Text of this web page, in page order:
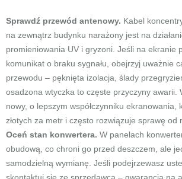
Sprawdź przewód antenowy. Kabel
na zewnątrz budynku narażony jest na
promieniowania UV i gryzoni. Jeśli na ekranie
komunikat o braku sygnału, obejrzyj uważnie
przewodu – pęknięta izolacja, ślady
osadzona wtyczka to częste przyczyny awarii.
nowy, o lepszym współczynniku ekranowania,
złotych za metr i często rozwiązuje sprawę od
Oceń stan konwertera. W panelach
obudową, co chroni go przed deszczem, ale
samodzielną wymianę. Jeśli podejrzewasz